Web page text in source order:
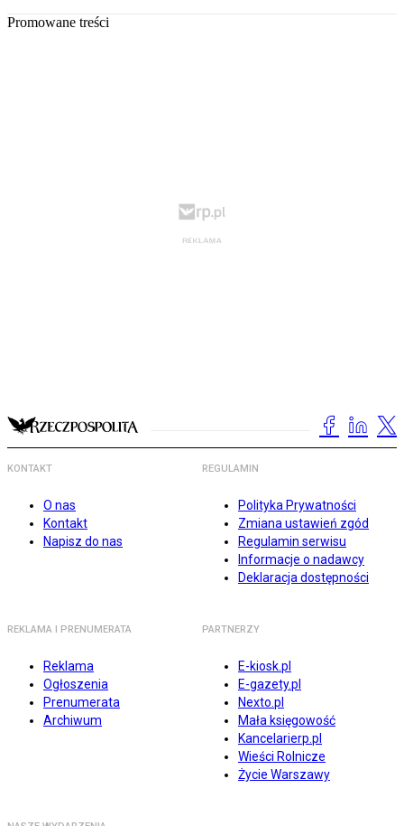
Promowane treści
KONTAKT
O nas
Kontakt
Napisz do nas
REGULAMIN
Polityka Prywatności
Zmiana ustawień zgód
Regulamin serwisu
Informacje o nadawcy
Deklaracja dostępności
REKLAMA I PRENUMERATA
Reklama
Ogłoszenia
Prenumerata
Archiwum
PARTNERZY
E-kiosk.pl
E-gazety.pl
Nexto.pl
Mała księgowość
Kancelarierp.pl
Wieści Rolnicze
Życie Warszawy